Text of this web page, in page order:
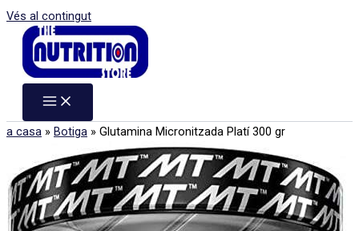
Vés al contingut
a casa » Botiga » Glutamina Micronitzada Platí 300 gr